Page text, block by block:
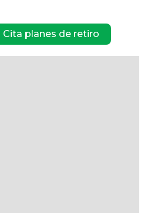
Cita planes de retiro